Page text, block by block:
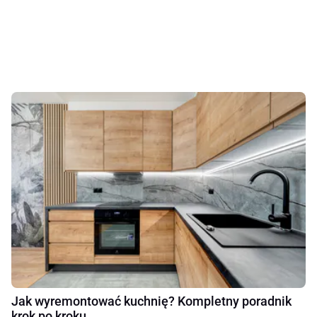
Jak wyremontować kuchnię? Kompletny poradnik